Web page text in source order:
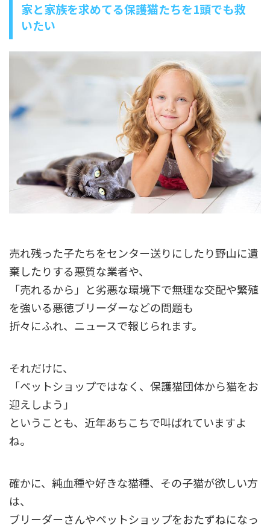
家と家族を求めてる保護猫たちを1頭でも救
いたい
売れ残った子たちをセンター送りにしたり野山に遺
棄したりする悪質な業者や、
「売れるから」と劣悪な環境下で無理な交配や繁殖
を強いる悪徳ブリーダーなどの問題も
折々にふれ、ニュースで報じられます。
それだけに、
「ペットショップではなく、保護猫団体から猫をお
迎えしよう」
ということも、近年あちこちで叫ばれていますよ
ね。
確かに、純血種や好きな猫種、その子猫が欲しい方
は、
ブリーダーさんやペットショップをおたずねになっ